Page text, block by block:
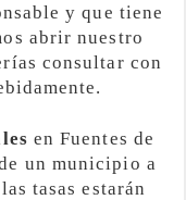
y que tiene
abrir nuestro
consultar con
en Fuentes de
un municipio a
tasas estarán